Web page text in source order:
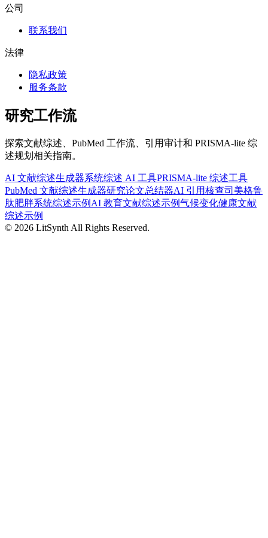
公司
联系我们
法律
隐私政策
服务条款
研究工作流
探索文献综述、PubMed 工作流、引用审计和 PRISMA-lite 综
述规划相关指南。
AI 文献综述生成器系统综述 AI 工具PRISMA-lite 综述工具
PubMed 文献综述生成器研究论文总结器AI 引用核查司美格鲁
肽肥胖系统综述示例 AI 教育文献综述示例气候变化健康文献
综述示例
© 2026 LitSynth All Rights Reserved.